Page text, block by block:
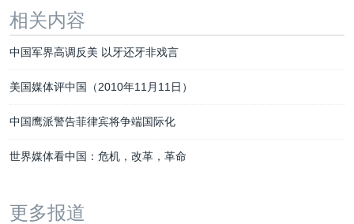
相关内容
中国军界高调反美 以牙还牙非戏言
美国媒体评中国（2010年11月11日）
中国鹰派警告菲律宾将争端国际化
世界媒体看中国：危机，改革，革命
更多报道